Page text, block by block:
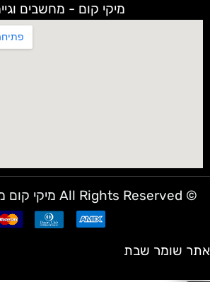
מיקי קום - מחשבים
© All Rights Reserved מיקי קום מחשבים וגיימינג
אתר שומר שבת